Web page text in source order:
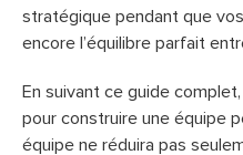
stratégique pendant que
encore l’équilibre parfait
En suivant ce guide
pour construire une équipe
équipe ne réduira pas